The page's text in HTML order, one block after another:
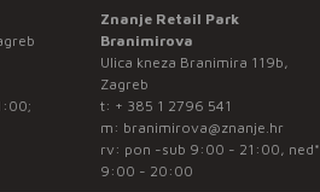
Znanje Retail Park
Branimirova
Ulica kneza Branimira 119b,
Zagreb
t: + 385 1 2796 541
m: branimirova@znanje.hr
rv: pon -sub 9:00 - 21:00, ned*
9:00 - 20:00